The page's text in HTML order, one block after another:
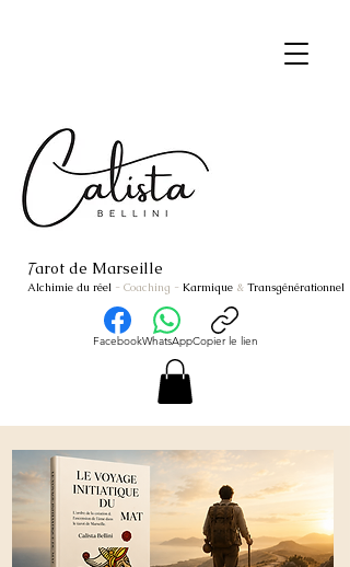
Tarot de Marseille
Alchimie du réel - Coaching - Karmique & Transgénérationnel
FacebookWhatsAppCopier le lien